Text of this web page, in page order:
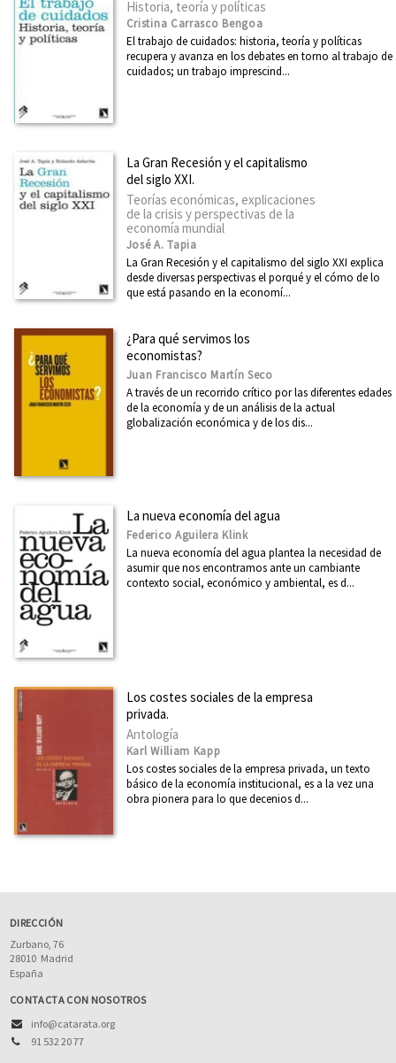
Historia, teoría y políticas
Cristina Carrasco Bengoa
El trabajo de cuidados: historia, teoría y políticas
recupera y avanza en los debates en torno al trabajo de
cuidados; un trabajo imprescind...
La Gran Recesión y el capitalismo
del siglo XXI.
Teorías económicas, explicaciones
de la crisis y perspectivas de la
economía mundial
José A. Tapia
La Gran Recesión y el capitalismo del siglo XXI explica
desde diversas perspectivas el porqué y el cómo de lo
que está pasando en la economí...
¿Para qué servimos los
economistas?
Juan Francisco Martín Seco
A través de un recorrido crítico por las diferentes edades
de la economía y de un análisis de la actual
globalización económica y de los dis...
La nueva economía del agua
Federico Aguilera Klink
La nueva economía del agua plantea la necesidad de
asumir que nos encontramos ante un cambiante
contexto social, económico y ambiental, es d...
Los costes sociales de la empresa
privada.
Antología
Karl William Kapp
Los costes sociales de la empresa privada, un texto
básico de la economía institucional, es a la vez una
obra pionera para lo que decenios d...
DIRECCIÓN
Zurbano, 76
28010 Madrid
España
CONTACTA CON NOSOTROS
info@catarata.org
91 532 20 77